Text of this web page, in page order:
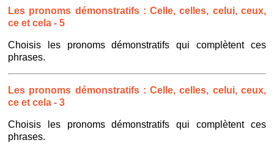
Les pronoms démonstratifs : Celle, celles, celui, ceux,
ce et cela - 5
Choisis les pronoms démonstratifs qui complètent ces
phrases.
Les pronoms démonstratifs : Celle, celles, celui, ceux,
ce et cela - 3
Choisis les pronoms démonstratifs qui complètent ces
phrases.